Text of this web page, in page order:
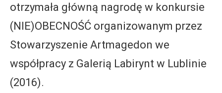
otrzymała główną nagrodę w konkursie
(NIE)OBECNOŚĆ organizowanym przez
Stowarzyszenie Artmagedon we
współpracy z Galerią Labirynt w Lublinie
(2016).